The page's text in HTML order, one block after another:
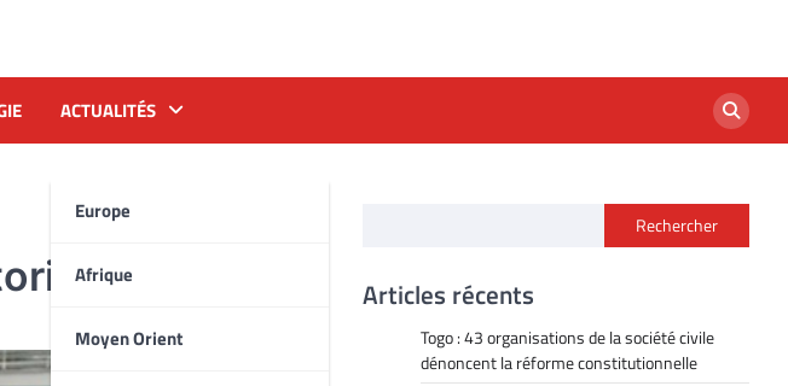
ACTUALITÉS
Europe
Afrique
Moyen Orient
à Rabat
Rechercher
Articles récents
Togo : 43 organisations de la société civile
dénoncent la réforme constitutionnelle